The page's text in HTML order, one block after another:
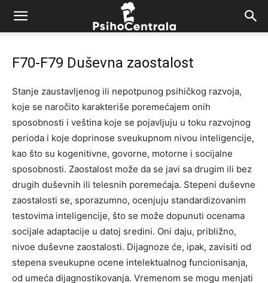
F70-F79 Duševna zaostalost
Stanje zaustavljenog ili nepotpunog psihičkog razvoja,
koje se naročito karakteriše poremećajem onih
sposobnosti i veština koje se pojavljuju u toku razvojnog
perioda i koje doprinose sveukupnom nivou inteligencije,
kao što su kogenitivne, govorne, motorne i socijalne
sposobnosti. Zaostalost može da se javi sa drugim ili bez
drugih duševnih ili telesnih poremećaja. Stepeni duševne
zaostalosti se, sporazumno, ocenjuju standardizovanim
testovima inteligencije, što se može dopunuti ocenama
socijale adaptacije u datoj sredini. Oni daju, približno,
nivoe duševne zaostalosti. Dijagnoze će, ipak, zavisiti od
stepena sveukupne ocene intelektualnog funcionisanja,
od umeća dijagnostikovanja. Vremenom se mogu menjati